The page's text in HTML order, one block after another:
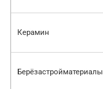
Керамин
Берёзастройматериалы